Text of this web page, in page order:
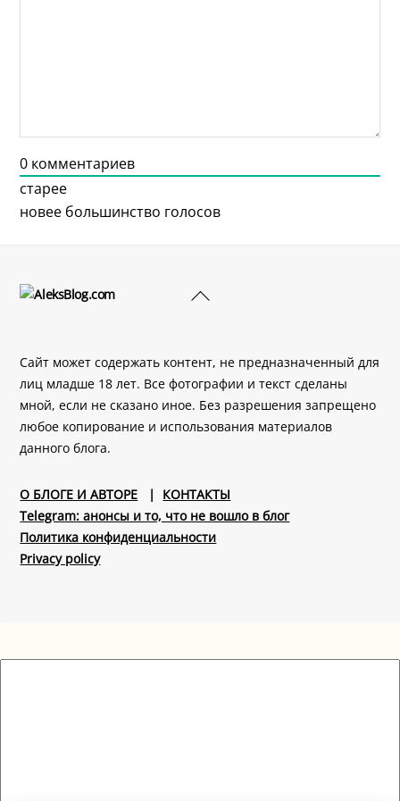
0 комментариев
старее
новее большинство голосов
Back
Сайт может содержать контент, не предназначенный для
лиц младше 18 лет. Все фотографии и текст сделаны
мной, если не сказано иное. Без разрешения запрещено
любое копирование и использования материалов
данного блога.
О БЛОГЕ И АВТОРЕ | КОНТАКТЫ
Telegram: анонсы и то, что не вошло в блог
Политика конфиденциальности
Privacy policy